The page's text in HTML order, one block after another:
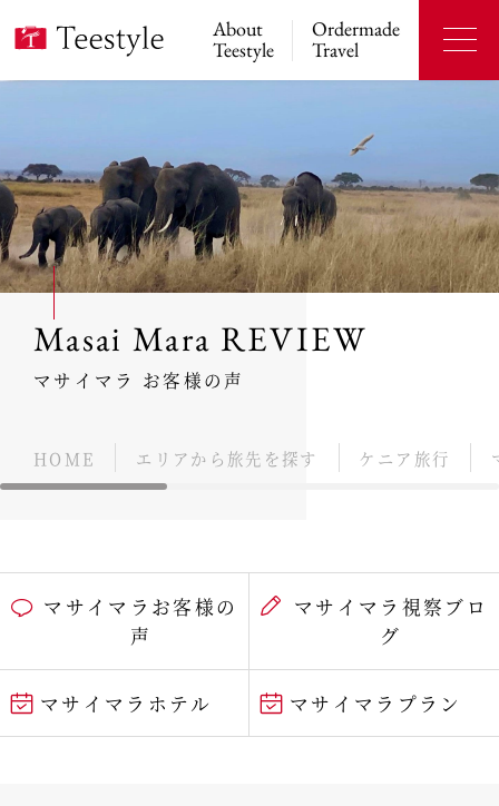
About
Teestyle
Ordermade
Travel
Masai Mara REVIEW
マサイマラ お客様の声
HOME エリアから旅先を探す ケニア旅行
マサイマラお客様の
声
マサイマラ視察ブロ
グ
マサイマラホテル マサイマラプラン